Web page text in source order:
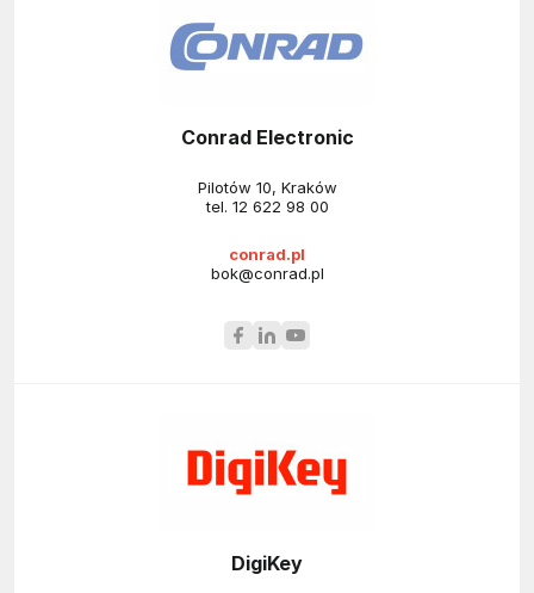
Conrad Electronic
Pilotów 10, Kraków
tel. 12 622 98 00
conrad.pl
bok@conrad.pl
DigiKey